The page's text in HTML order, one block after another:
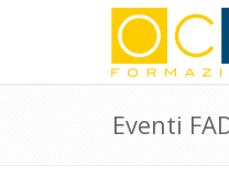
Eventi